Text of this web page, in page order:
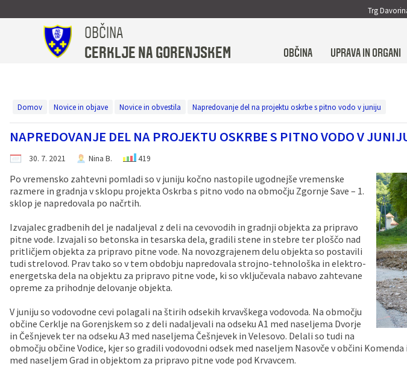
Trg
OBČINA
CERKLJE NA GORENJSKEM
OBČINA UPRAVA IN ORGANI
Domov Novice in objave Novice in obvestila Napredovanje del na projektu oskrbe s pitno vodo v juniju
NAPREDOVANJE DEL NA PROJEKTU OSKRBE S PITNO VODO V
30. 7. 2021 Nina B. 419
Po vremensko zahtevni pomladi so v juniju kočno nastopile ugodnejše vremenske
razmere in gradnja v sklopu projekta Oskrba s pitno vodo na območju Zgornje Save – 1.
sklop je napredovala po načrtih.
Izvajalec gradbenih del je nadaljeval z deli na cevovodih in gradnji objekta za pripravo
pitne vode. Izvajali so betonska in tesarska dela, gradili stene in stebre ter ploščo nad
pritličjem objekta za pripravo pitne vode. Na novozgrajenem delu objekta so postavili
tudi strelovod. Prav tako so v tem obdobju napredovala strojno-tehnološka in elektro-
energetska dela na objektu za pripravo pitne vode, ki so vključevala nabavo zahtevane
opreme za prihodnje delovanje objekta.
V juniju so vodovodne cevi polagali na štirih odsekih krvavškega vodovoda. Na območju
občine Cerklje na Gorenjskem so z deli nadaljevali na odseku A1 med naseljema Dvorje
in Češnjevek ter na odseku A3 med naseljema Češnjevek in Velesovo. Delali so tudi na
območju občine Vodice, kjer so gradili vodovodni odsek med naseljem Nasovče v občini
med naseljem Grad in objektom za pripravo pitne vode pod Krvavcem.
OBČINA
Uradne ure
Simboli občine
Vizitka občine
Občinski praznik in nagrajenci
UPRAVA IN ORGANI
Podžupan
Občinska uprava
Občinski svet
Nadzorni odbor
Občinska volilna komisija
Odbori in komisije
Vaške skupnosti
Častno razsodišče
Medobčinski inšpektorat
Občinski svet
Člani občinskega sveta
Statut, poslovnik
Seje občinskega sveta
Medobčinski inšpektorat
OBČINSKI PREDPISI
Katalog informacij javnega značaja
Prostorski akti občine
Gospodarske javne službe
Turistična in promocijska taksa
Uradno občinsko glasilo
Proračun občine
Načrt ravnanja s stvarnim premoženjem
Turistična in promocijska taksa
V NAŠI OBČINI
Krajevni urad Cerklje
Policijska postaja Kranj
Vzgoja in izobraževanje
Zdravstvo
Zdravstvo in sociala
Pomembne številke
Galerija slik
MojaObčina.si
TURIZEM
Turistična taksa
Zgodovina
Znamenitosti
Znane osebnosti
Zdravstvo in sociala
Pomoč družini na domu
ŠPORT IN KULTURA
Kulturni hram Ignacija Borštnika
Društva v občini
MUZEJ OBČINE CERKLJE - V Hribarjevi vili
NOVICE IN OBJAVE
Koledar dogodkov v občini
Občinski časopis
Glas izpod Krvavca
Razvojni dokumenti
Lokalne volitve
Zapore cest
Dokumenti v javni obravnavi
LOKALNI UTRIP
Leto 2025
Leto 2024
Leto 2023
Leto 2022
Za pričetek iskanja kliknite na puščico >